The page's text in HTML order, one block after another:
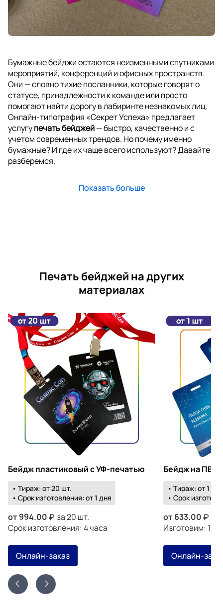
Бумажные бейджи остаются неизменными спутниками
мероприятий, конференций и офисных пространств.
Они — словно тихие посланники, которые говорят о
статусе, принадлежности к команде или просто
помогают найти дорогу в лабиринте незнакомых лиц.
Онлайн-типография «Секрет Успеха» предлагает
услугупечать бейджей— быстро, качественно и с
учетом современных трендов. Но почему именно
бумажные? И где их чаще всего используют? Давайте
разберемся.
Показать больше
Печать бейджей на других
материалах
Бейдж пластиковый с УФ-печатью
• Тираж: от 20 шт.
• Срок изготовления: от 1 дня
от994.00
за 20 шт.
Срок изготовления: 4 часа
Онлайн-заказ
Бейдж на ПВХ
• Тираж: от 1 шт.
• Срок
от 633.00
Изготовим: 11
Онлайн-